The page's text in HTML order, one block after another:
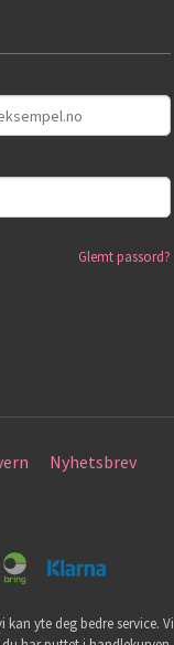
Glemt passord?
Nyhetsbrev
yte deg bedre service. Vi